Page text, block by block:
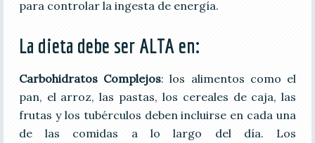
para controlar la ingesta de energía.
La dieta debe ser ALTA en:
Carbohidratos Complejos: los alimentos como el
pan, el arroz, las pastas, los cereales de caja, las
frutas y los tubérculos deben incluirse en cada una
de las comidas a lo largo del día. Los